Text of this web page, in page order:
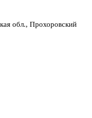
обл., Прохоровский